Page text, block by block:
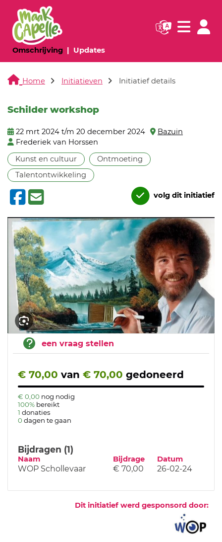
Omschrijving(huidige pagina)
Updates(huidige pagina)
Navigatie
Home Initiatieven Initiatief details
Schilder workshop
22 mrt 2024 t/m 20 december 2024
Bazuin
Frederiek van Horssen
Kunst en cultuur
Ontmoeting
Talentontwikkeling
volg dit initiatief
een vraag stellen
€ 70,00 van € 70,00 gedoneerd
€ 0,00 nog nodig
100% bereikt
1 donaties
0 dagen te gaan
Bijdragen (1)
Naam Bijdrage Datum
WOP Schollevaar € 70,00 26-02-24
Dit initiatief werd gesponsord door: